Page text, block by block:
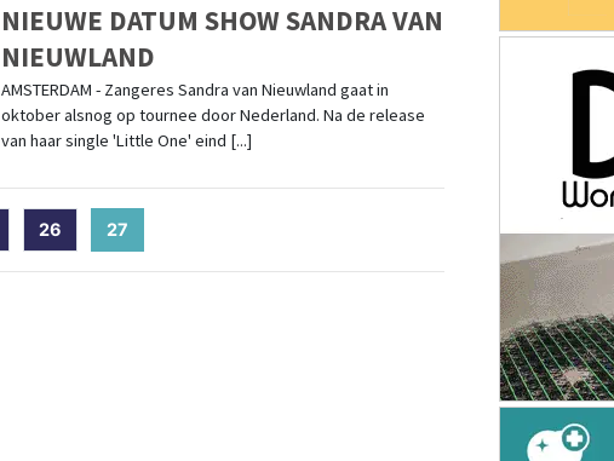
NIEUWE DATUM SHOW SANDRA VAN
NIEUWLAND
AMSTERDAM - Zangeres Sandra van Nieuwland gaat in
oktober alsnog op tournee door Nederland. Na de release
van haar single 'Little One' eind [...]
26 27